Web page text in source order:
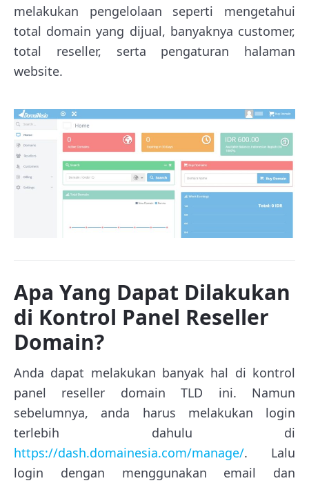
melakukan pengelolaan seperti mengetahui
total domain yang dijual, banyaknya customer,
total reseller, serta pengaturan halaman
website.
Apa Yang Dapat Dilakukan
di Kontrol Panel Reseller
Domain?
Anda dapat melakukan banyak hal di kontrol
panel reseller domain TLD ini. Namun
sebelumnya, anda harus melakukan login
terlebih dahulu di
https://dash.domainesia.com/manage/. Lalu
login dengan menggunakan email dan